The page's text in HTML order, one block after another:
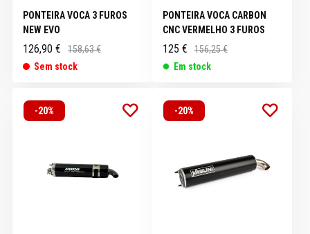
PONTEIRA VOCA 3 FUROS
NEW EVO
126,90 €
158,63 €
Sem stock
PONTEIRA VOCA CARBON
CNC VERMELHO 3 FUROS
125 €
156,25 €
Em stock
-20% -20%